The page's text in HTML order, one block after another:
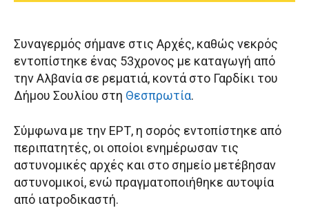
Συναγερμός σήμανε στις Αρχές, καθώς νεκρός
εντοπίστηκε ένας 53χρονος με καταγωγή από
την Αλβανία σε ρεματιά, κοντά στο Γαρδίκι του
Δήμου Σουλίου στη Θεσπρωτία.
Σύμφωνα με την ΕΡΤ, η σορός εντοπίστηκε από
περιπατητές, οι οποίοι ενημέρωσαν τις
αστυνομικές αρχές και στο σημείο μετέβησαν
αστυνομικοί, ενώ πραγματοποιήθηκε αυτοψία
από ιατροδικαστή.